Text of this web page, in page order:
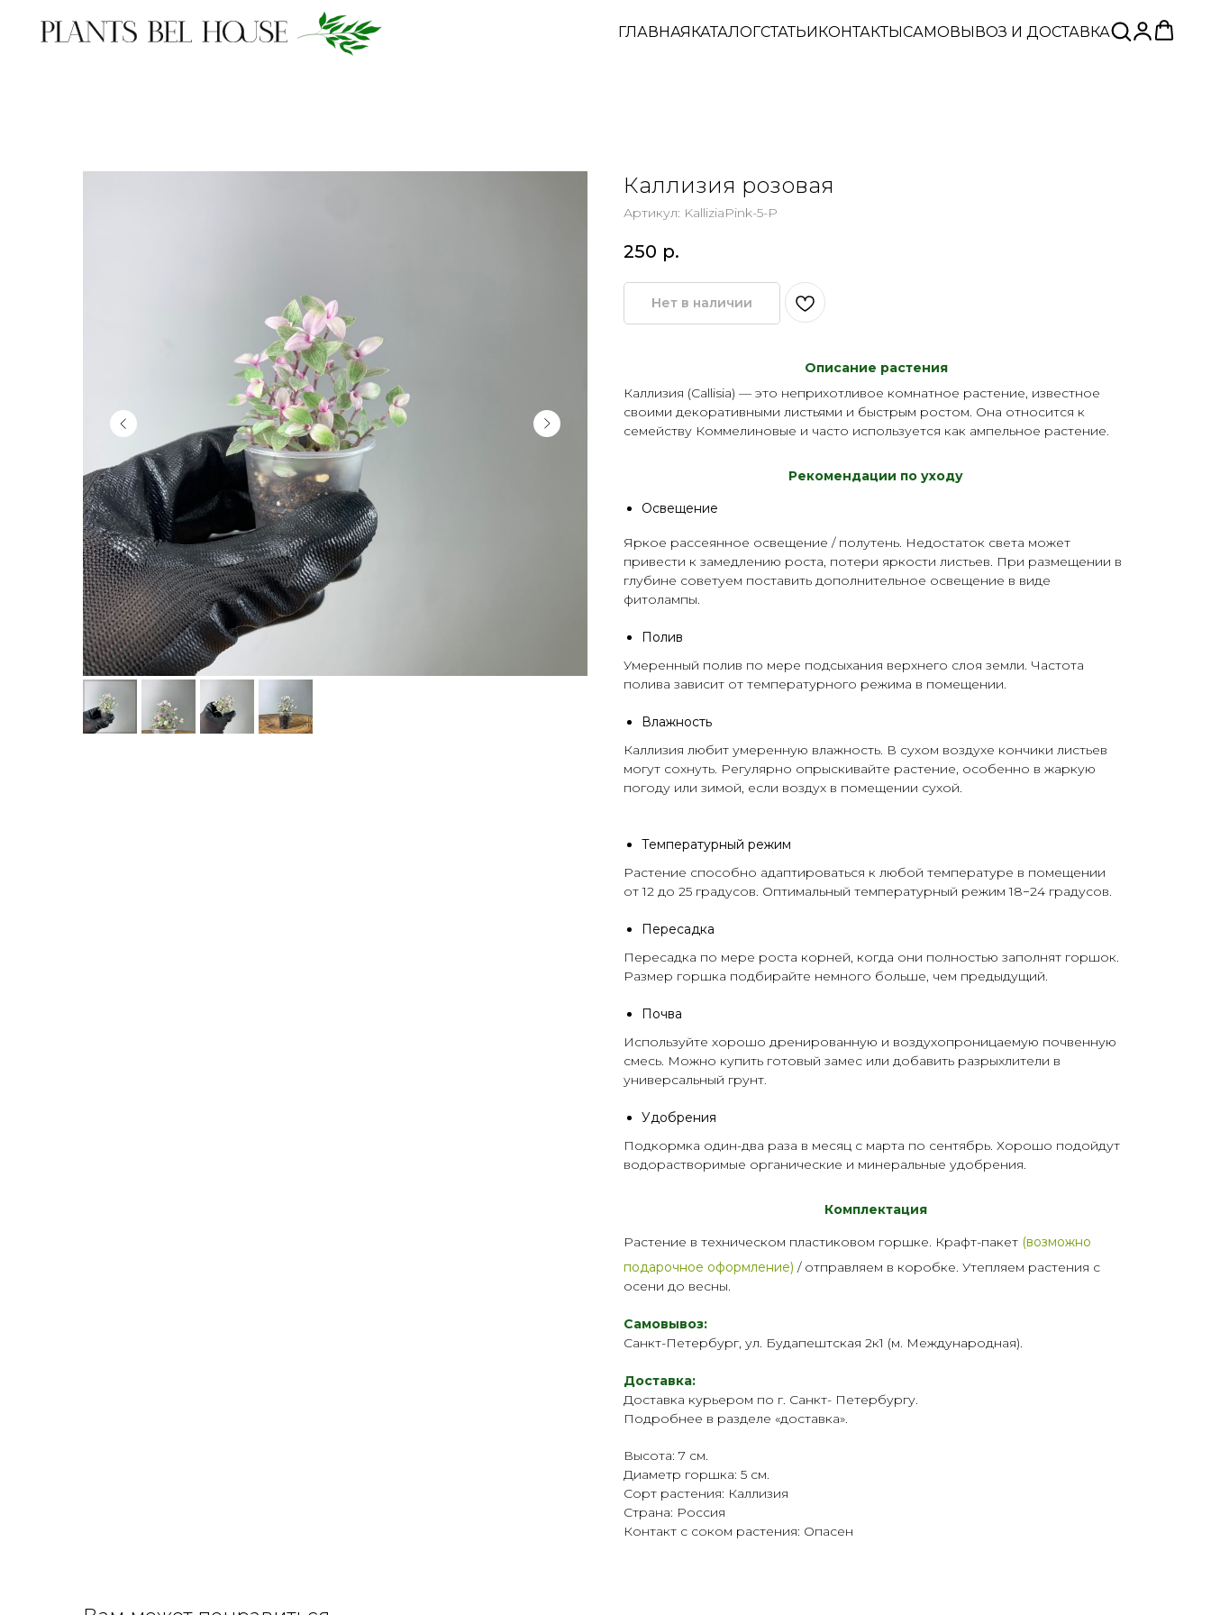
ГЛАВНАЯКАТАЛОГСТАТЬИКОНТАКТЫСАМОВЫВОЗ И ДОСТАВКА
Каллизия розовая
Артикул: KalliziaPink-5-P
250 р.
Нет в наличии
Описание растения
Каллизия (Callisia) — это неприхотливое комнатное растение, известное
своими декоративными листьями и быстрым ростом. Она относится к
семейству Коммелиновые и часто используется как ампельное растение.
Рекомендации по уходу
Освещение
Яркое рассеянное освещение / полутень. Недостаток света может
привести к замедлению роста, потери яркости листьев. При размещении в
глубине советуем поставить дополнительное освещение в виде
фитолампы
Полив
Умеренный полив по мере подсыхания верхнего слоя земли. Частота
полива зависит от температурного режима в помещении.
Влажность
Каллизия любит умеренную влажность. В сухом воздухе кончики листьев
могут сохнуть. Регулярно опрыскивайте растение, особенно в жаркую
погоду или зимой, если воздух в помещении сухой.
Температурный режим
Растение способно адаптироваться к любой температуре в помещении
от 12 до 25 градусов. Оптимальный температурный режим 18−24 градусов.
Пересадка
Пересадка по мере роста корней, когда они полностью заполнят горшок.
Размер горшка подбирайте немного больше, чем предыдущий.
Почва
Используйте хорошо дренированную и воздухопроницаемую почвенную
смесь. Можно купить готовый замес или добавить разрыхлители в
универсальный грунт
Удобрения
Подкормка один-два раза в месяц с марта по сентябрь. Хорошо подойдут
водорастворимые органические и минеральные удобрения
Комплектация
Растение в техническом пластиковом горшке. Крафт-пакет (возможно
подарочное оформление) / отправляем в коробке. Утепляем растения с
осени до весны.
Самовывоз:
Санкт-Петербург, ул. Будапештская 2к1 (м. Международная).
Доставка:
Доставка курьером по г. Санкт- Петербургу.
Подробнее в разделе «доставка».
Высота: 7 см.
Диаметр горшка: 5 см.
Сорт растения: Каллизия
Страна: Россия
Контакт с соком растения: Опасен